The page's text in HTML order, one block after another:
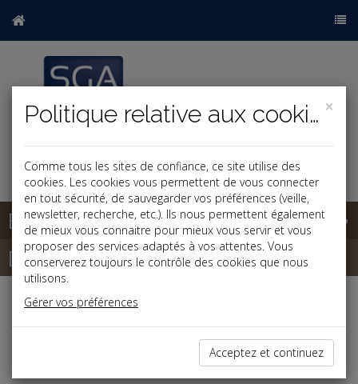
Base documentaire
Dépêches
Liste des dernières dépêches
×
Politique relative aux cookies
Comme tous les sites de confiance, ce site utilise des
cookies. Les cookies vous permettent de vous connecter
en tout sécurité, de sauvegarder vos préférences (veille,
newsletter, recherche, etc.). Ils nous permettent également
de mieux vous connaitre pour mieux vous servir et vous
proposer des services adaptés à vos attentes. Vous
conserverez toujours le contrôle des cookies que nous
utilisons.
Gérer vos préférences
Acceptez et continuez